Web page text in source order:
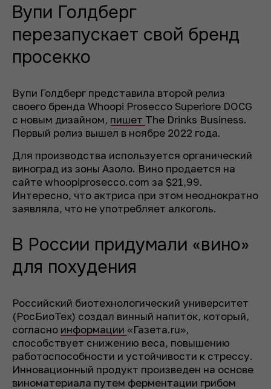
Вупи Голдберг
перезапускает свой бренд
просекко
Вупи Голдберг представила второй релиз
своего бренда Whoopi Prosecco Superiore DOCG
с новым дизайном, пишет The Drinks Business.
Первый релиз вышел в ноябре 2022 года.
Для производства используется органический
виноград из зоны Азоло. Вино продается на
сайте whoopiprosecco.com за $21,99.
Интересно, что актриса при этом неоднократно
заявляла, что не употребляет алкоголь.
В России придумали «вино»
для похудения
Российский биотехнологический университет
(РосБиоТех) создал винный напиток, который,
согласно информации «Газета.ru»,
способствует снижению веса, повышению
работоспособности и устойчивости к стрессу.
Инновационный продукт произведен на основе
виноматериала путем ферментации грибом